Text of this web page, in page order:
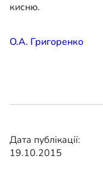
кисню.
О.А. Григоренко
Дата публікації:
19.10.2015